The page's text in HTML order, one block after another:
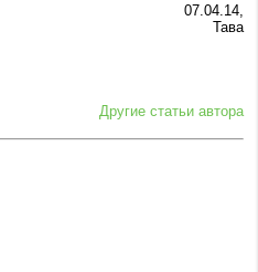
07.04.14,
Тава
Другие статьи автора